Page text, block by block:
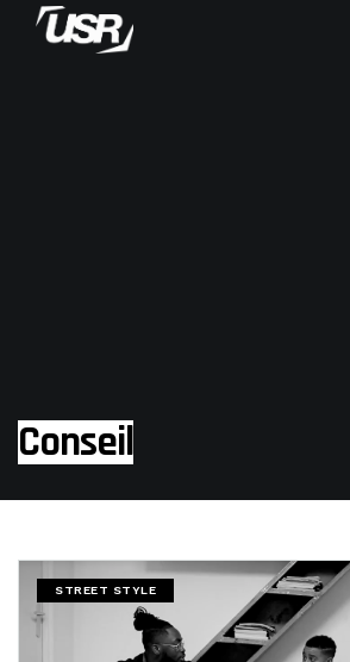
Conseil
STREET STYLE